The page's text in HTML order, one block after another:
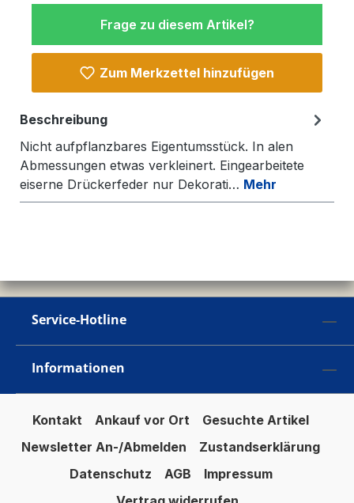
Frage zu diesem Artikel?
Zum Merkzettel hinzufügen
Beschreibung
Nicht aufpflanzbares Eigentumsstück. In alen
Abmessungen etwas verkleinert. Eingearbeitete
eiserne Drückerfeder nur Dekorati… Mehr
Service-Hotline
Informationen
Kontakt Ankauf vor Ort
Gesuchte Artikel
Newsletter An-/Abmelden
Zustandserklärung
Datenschutz
AGB
Impressum